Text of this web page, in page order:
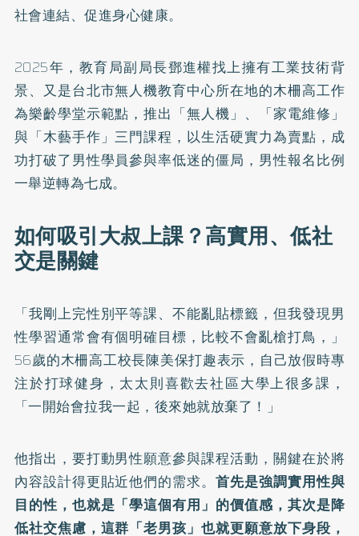
社會連結、促進身心健康。
2025年，教育局副局長鄧進權找上擁有工業技術背
景、又是台北市無人機教育中心所在地的木柵高工作
為樂齡學堂示範點，推出「無人機」、「家電維修」
與「木藝手作」三門課程，以生活硬實力為賣點，成
功打破了男性學員參與率低迷的僵局，男性報名比例
一舉逆轉為七成。
如何吸引大叔上課？高實用、低社
交是關鍵
「我剛上完性別平等課、不能亂貼標籤，但我發現男
性學習通常會有個明確目標，比較不會亂槍打鳥，」
56歲的木柵高工校長陳美保打趣表示，自己放假時專
注於打球健身，太太則喜歡去社區大學上很多課，
「一開始會拉我一起，後來她就放棄了！」
他指出，要打動男性願意參與課程活動，關鍵在於將
內容設計得更貼近他們的需求。首先是強調實用性與
目的性，也就是「學這個有用」的價值感，其次是降
低社交焦慮，這群「老男孩」也就更願意放下身段，